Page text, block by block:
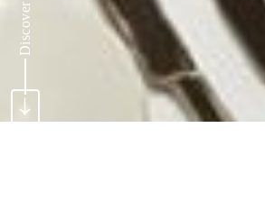
Discover